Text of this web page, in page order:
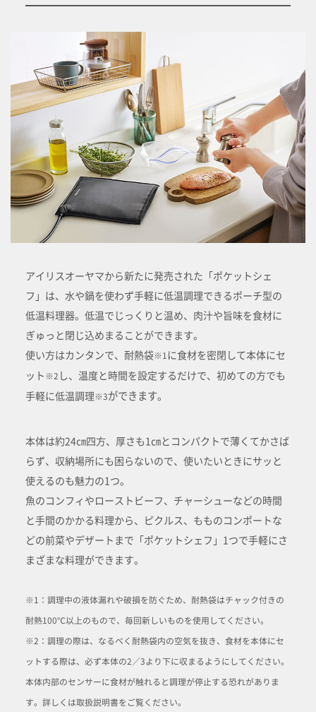
アイリスオーヤマから新たに発売された「ポケットシェ
フ」は、水や鍋を使わず手軽に低温調理できるポーチ型の
低温料理器。低温でじっくりと温め、肉汁や旨味を食材に
ぎゅっと閉じ込めまることができます。
使い方はカンタンで、耐熱袋※1 に食材を密閉して本体にセ
ット※2 し、温度と時間を設定するだけで、初めての方でも
手軽に低温調理※3ができます。
本体は約24㎝四方、厚さも1㎝とコンパクトで薄くてかさば
らず、収納場所にも困らないので、使いたいときにサッと
使えるのも魅力の1つ。
魚のコンフィやローストビーフ、チャーシューなどの時間
と手間のかかる料理から、ピクルス、もものコンポートな
どの前菜やデザートまで「ポケットシェフ」1つで手軽にさ
まざまな料理ができます。
※1：調理中の液体漏れや破損を防ぐため、耐熱袋はチャック付きの
耐熱100℃以上のもので、毎回新しいものを使用してください。
※2：調理の際は、なるべく耐熱袋内の空気を抜き、食材を本体にセ
ットする際は、必ず本体の2／3より下に収まるようにしてください。
本体内部のセンサーに食材が触れると調理が停止する恐れがありま
す。詳しくは取扱説明書をご覧ください。